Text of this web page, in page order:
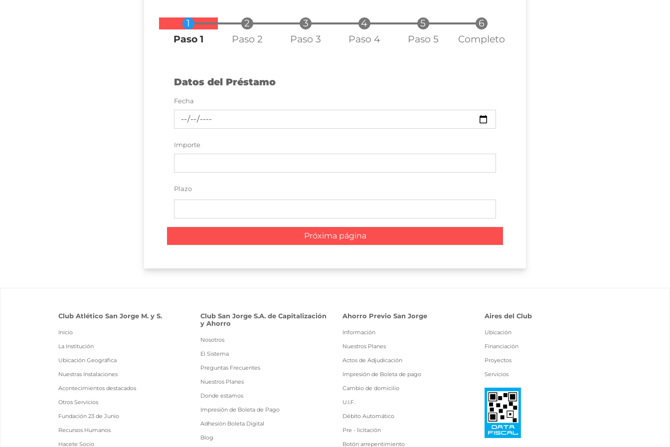
Actual
Paso 1 Paso 2 Paso 3 Paso 4 Paso 5 Completo
Datos del Préstamo
Fecha
Importe
Plazo
Club Atlético San Jorge M. y S.
Inicio
La Institución
Ubicación Geográfica
Nuestras Instalaciones
Acontecimientos destacados
Otros Servicios
Fundación 23 de Junio
Recursos Humanos
Hacete Socio
Club San Jorge S.A. de Capitalización
y Ahorro
Nosotros
El Sistema
Preguntas Frecuentes
Nuestros Planes
Donde estamos
Impresión de Boleta de Pago
Adhesión Boleta Digital
Blog
Ahorro Previo San Jorge
Información
Nuestros Planes
Actos de Adjudicación
Impresión de Boleta de pago
Cambio de domicilio
U.I.F.
Débito Automático
Pre - licitación
Botón arrepentimiento
Aires del Club
Ubicación
Financiación
Proyectos
Servicios